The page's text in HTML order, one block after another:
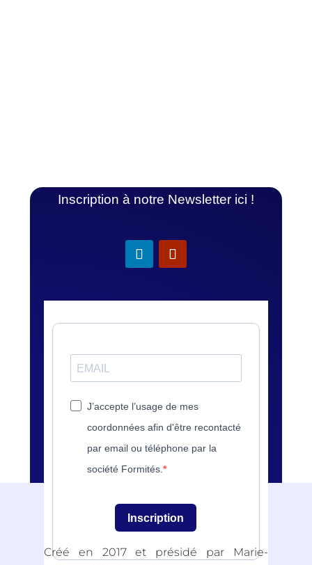
Inscription à notre Newsletter ici !
J’accepte l’usage de mes
coordonnées afin d'être recontacté
par email ou téléphone par la
société Formités.
Inscription
Créé en 2017 et présidé par Marie-